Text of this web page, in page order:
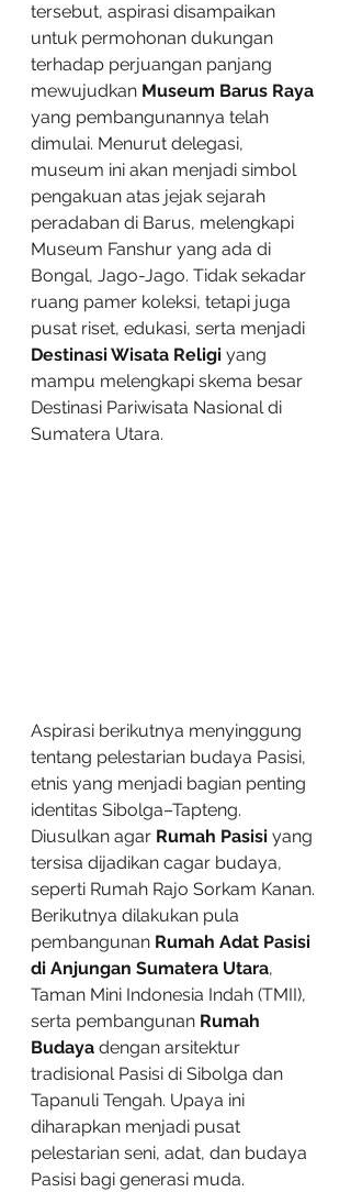
tersebut, aspirasi disampaikan
untuk permohonan dukungan
terhadap perjuangan panjang
mewujudkan Museum Barus Raya
yang pembangunannya telah
dimulai. Menurut delegasi,
museum ini akan menjadi simbol
pengakuan atas jejak sejarah
peradaban di Barus, melengkapi
Museum Fanshur yang ada di
Bongal, Jago-Jago. Tidak sekadar
ruang pamer koleksi, tetapi juga
pusat riset, edukasi, serta menjadi
Destinasi Wisata Religi yang
mampu melengkapi skema besar
Destinasi Pariwisata Nasional di
Sumatera Utara.
Aspirasi berikutnya menyinggung
tentang pelestarian budaya Pasisi,
etnis yang menjadi bagian penting
identitas Sibolga–Tapteng.
Diusulkan agar Rumah Pasisi yang
tersisa dijadikan cagar budaya,
seperti Rumah Rajo Sorkam Kanan.
Berikutnya dilakukan pula
pembangunan Rumah Adat Pasisi
di Anjungan Sumatera Utara,
Taman Mini Indonesia Indah (TMII),
serta pembangunan Rumah
Budaya dengan arsitektur
tradisional Pasisi di Sibolga dan
Tapanuli Tengah. Upaya ini
diharapkan menjadi pusat
pelestarian seni, adat, dan budaya
Pasisi bagi generasi muda.